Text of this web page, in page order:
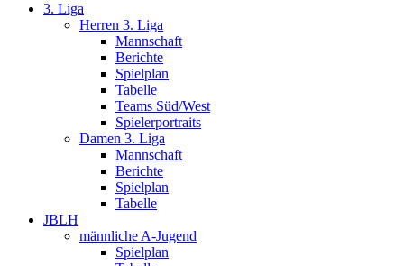
3. Liga
Herren 3. Liga
Mannschaft
Berichte
Spielplan
Tabelle
Teams Süd/West
Spielerportraits
Damen 3. Liga
Mannschaft
Berichte
Spielplan
Tabelle
JBLH
männliche A-Jugend
Spielplan